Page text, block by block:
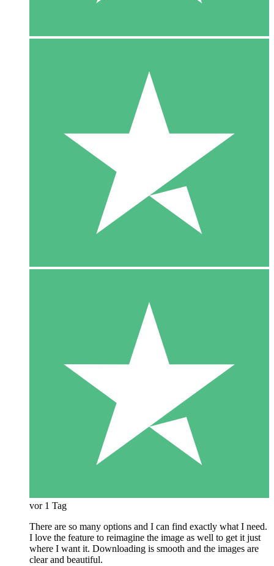
vor 1 Tag
There are so many options and I can find exactly what I need.
I love the feature to reimagine the image as well to get it just
where I want it. Downloading is smooth and the images are
clear and beautiful.